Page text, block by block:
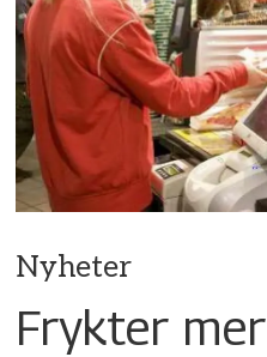
Nyheter
Frykter mer